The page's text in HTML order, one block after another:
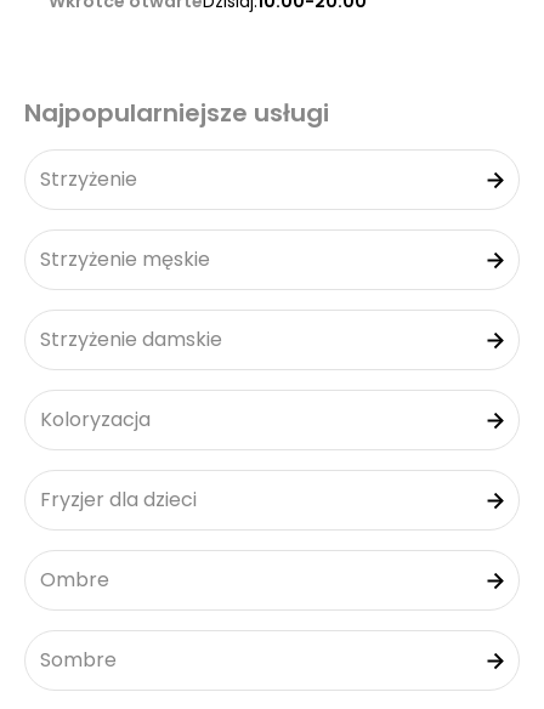
Najpopularniejsze usługi
Strzyżenie
Strzyżenie męskie
Strzyżenie damskie
Koloryzacja
Fryzjer dla dzieci
Ombre
Sombre